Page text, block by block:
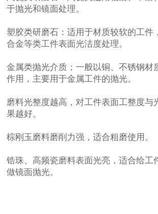
于抛光和镜面处理。
塑胶类研磨石：适用于材质较软的工件
合金等类工件表面光洁度处理。
金属类抛光介质；一般以铜、不锈钢材
作用，主要用于金属工件的抛光。
磨料光整度越高，对工件表面工整度与
果越好。
棕刚玉磨料磨削力强，适合粗磨使用。
锆珠、 高频瓷磨料表面光亮，适合给工
做镜面抛光。